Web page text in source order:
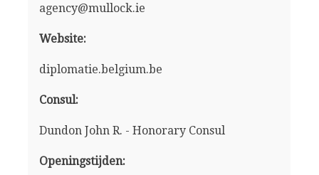
agency@mullock.ie
Website:
diplomatie.belgium.be
Consul:
Dundon John R. - Honorary Consul
Openingstijden: